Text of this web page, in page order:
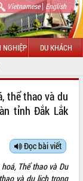
Vietnamese| English
NGHIỆP DU KHÁCH
thể thao và du
tỉnh Đắk Lắk
Đọc bài viết
Thể thao và Du
và du lịch trong